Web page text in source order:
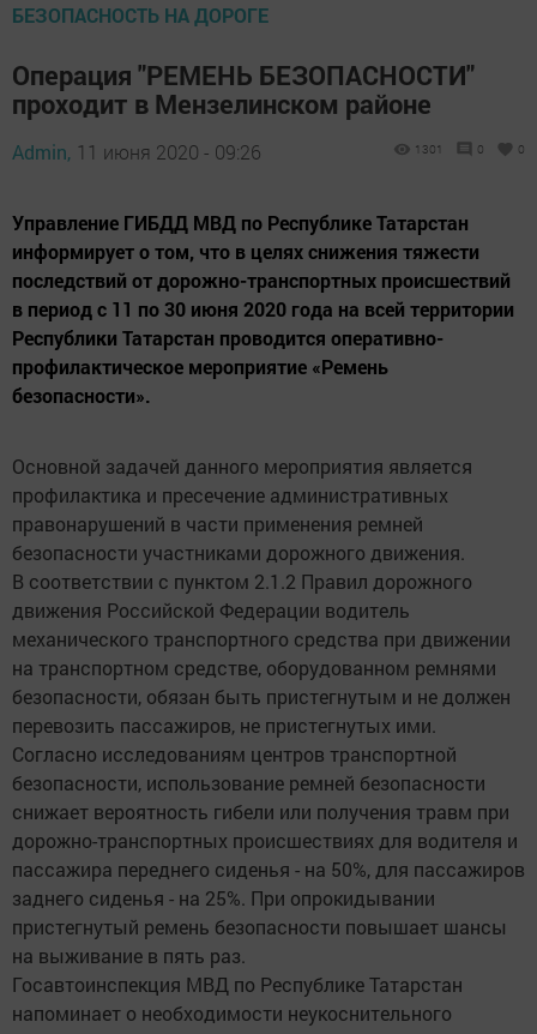
БЕЗОПАСНОСТЬ НА ДОРОГЕ
Операция "РЕМЕНЬ БЕЗОПАСНОСТИ"
проходит в Мензелинском районе
Admin, 11 июня 2020 - 09:26 1301 0 0
Управление ГИБДД МВД по Республике Татарстан
информирует о том, что в целях снижения тяжести
последствий от дорожно-транспортных происшествий
в период с 11 по 30 июня 2020 года на всей территории
Республики Татарстан проводится оперативно-
профилактическое мероприятие «Ремень
безопасности».
Основной задачей данного мероприятия является
профилактика и пресечение административных
правонарушений в части применения ремней
безопасности участниками дорожного движения.
В соответствии с пунктом 2.1.2 Правил дорожного
движения Российской Федерации водитель
механического транспортного средства при движении
на транспортном средстве, оборудованном ремнями
безопасности, обязан быть пристегнутым и не должен
перевозить пассажиров, не пристегнутых ими.
Согласно исследованиям центров транспортной
безопасности, использование ремней безопасности
снижает вероятность гибели или получения травм при
дорожно-транспортных происшествиях для водителя и
пассажира переднего сиденья - на 50%, для пассажиров
заднего сиденья - на 25%. При опрокидывании
пристегнутый ремень безопасности повышает шансы
на выживание в пять раз.
Госавтоинспекция МВД по Республике Татарстан
напоминает о необходимости неукоснительного